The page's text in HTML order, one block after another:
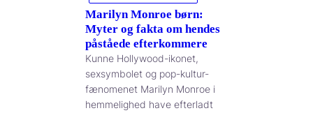
Marilyn Monroe børn:
Myter og fakta om hendes
påståede efterkommere
Kunne Hollywood-ikonet,
sexsymbolet og pop-kultur-
fænomenet Marilyn Monroe i
hemmelighed have efterladt